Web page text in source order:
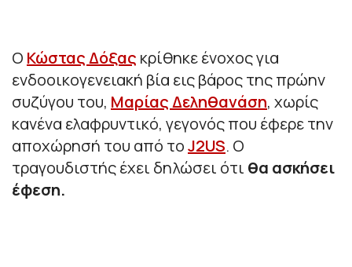
Ο Κώστας Δόξας κρίθηκε ένοχος για
ενδοοικογενειακή βία εις βάρος της πρώην
συζύγου του, Μαρίας Δεληθανάση, χωρίς
κανένα ελαφρυντικό, γεγονός που έφερε την
αποχώρησή του από τoJ2US. O
τραγουδιστής έχει δηλώσει ότι θα ασκήσει
έφεση.